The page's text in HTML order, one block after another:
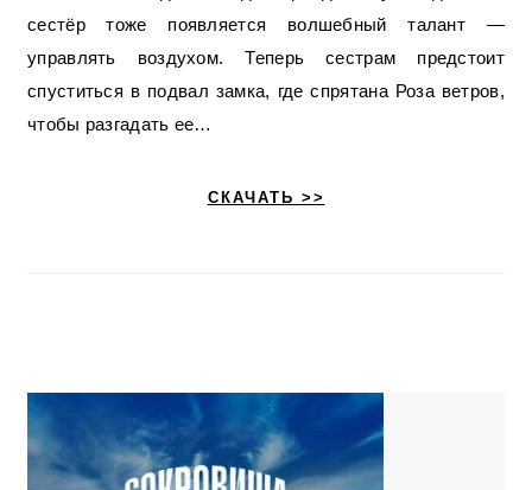
сестёр тоже появляется волшебный талант —
управлять воздухом. Теперь сестрам предстоит
спуститься в подвал замка, где спрятана Роза ветров,
чтобы разгадать ее…
СКАЧАТЬ >>